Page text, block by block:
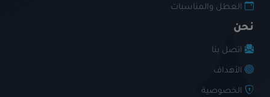
العطل والمناسبات
نحن
اتصل بنا
الأهداف
الخصوصية